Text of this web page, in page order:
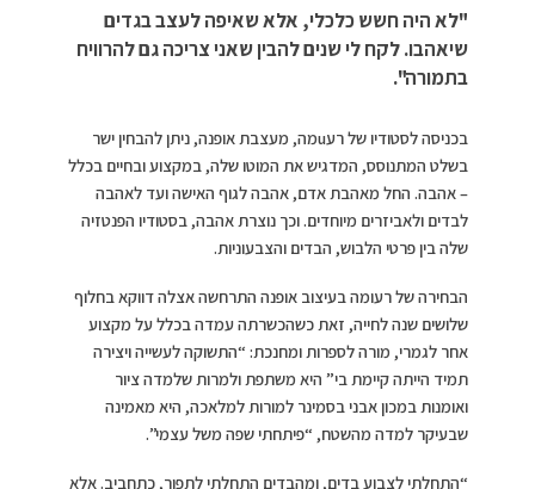
"לא היה חשש כלכלי, אלא שאיפה לעצב בגדים
שיאהבו. לקח לי שנים להבין שאני צריכה גם להרוויח
בתמורה".
בכניסה לסטודיו של רעuמה, מעצבת אופנה, ניתן להבחין ישר
בשלט המתנוסס, המדגיש את המוטו שלה, במקצוע ובחיים בכלל
– אהבה. החל מאהבת אדם, אהבה לגוף האישה ועד לאהבה
לבדים ולאביזרים מיוחדים. וכך נוצרת אהבה, בסטודיו הפנטזיה
שלה בין פרטי הלבוש, הבדים והצבעוניות.
הבחירה של רעומה בעיצוב אופנה התרחשה אצלה דווקא בחלוף
שלושים שנה לחייה, זאת כשהכשרתה עמדה בכלל על מקצוע
אחר לגמרי, מורה לספרות ומחנכת: “התשוקה לעשייה ויצירה
תמיד הייתה קיימת בי” היא משתפת ולמרות שלמדה ציור
ואומנות במכון אבני בסמינר למורות למלאכה, היא מאמינה
שבעיקר למדה מהשטח, “פיתחתי שפה משל עצמי”.
“התחלתי לצבוע בדים, ומהבדים התחלתי לתפור, כתחביב. אלא